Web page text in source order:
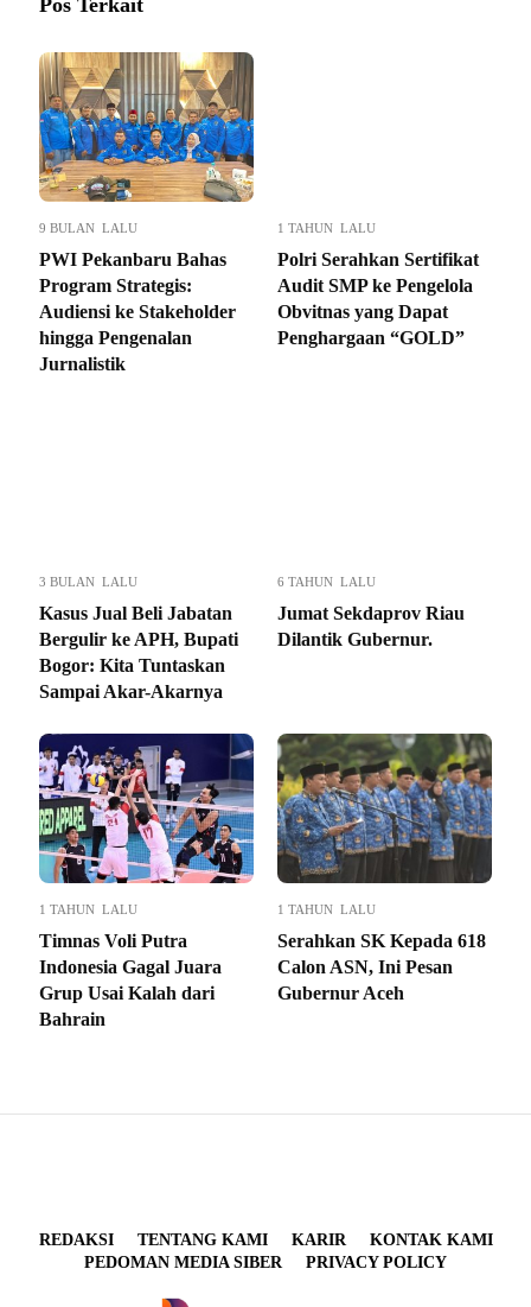
Pos Terkait
9 BULAN LALU
PWI Pekanbaru Bahas
Program Strategis:
Audiensi ke Stakeholder
hingga Pengenalan
Jurnalistik
1 TAHUN LALU
Polri Serahkan Sertifikat
Audit SMP ke Pengelola
Obvitnas yang Dapat
Penghargaan “GOLD”
3 BULAN LALU
Kasus Jual Beli Jabatan
Bergulir ke APH, Bupati
Bogor: Kita Tuntaskan
Sampai Akar-Akarnya
6 TAHUN LALU
Jumat Sekdaprov Riau
Dilantik Gubernur.
1 TAHUN LALU
Timnas Voli Putra
Indonesia Gagal Juara
Grup Usai Kalah dari
Bahrain
1 TAHUN LALU
Serahkan SK Kepada 618
Calon ASN, Ini Pesan
Gubernur Aceh
REDAKSI TENTANG KAMI KARIR
KONTAK KAMI
PEDOMAN MEDIA SIBER
PRIVACY POLICY